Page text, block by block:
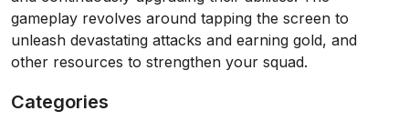
gameplay revolves around tapping the screen to
unleash devastating attacks and earning gold, and
other resources to strengthen your squad.
Categories